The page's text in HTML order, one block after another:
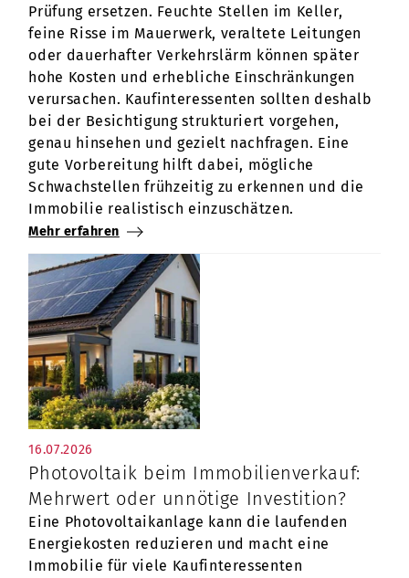
Prüfung ersetzen. Feuchte Stellen im Keller,
feine Risse im Mauerwerk, veraltete Leitungen
oder dauerhafter Verkehrslärm können später
hohe Kosten und erhebliche Einschränkungen
verursachen. Kaufinteressenten sollten deshalb
bei der Besichtigung strukturiert vorgehen,
genau hinsehen und gezielt nachfragen. Eine
gute Vorbereitung hilft dabei, mögliche
Schwachstellen frühzeitig zu erkennen und die
Immobilie realistisch einzuschätzen.
Mehr erfahren
16.07.2026
Photovoltaik beim Immobilienverkauf:
Mehrwert oder unnötige Investition?
Eine Photovoltaikanlage kann die laufenden
Energiekosten reduzieren und macht eine
Immobilie für viele Kaufinteressenten